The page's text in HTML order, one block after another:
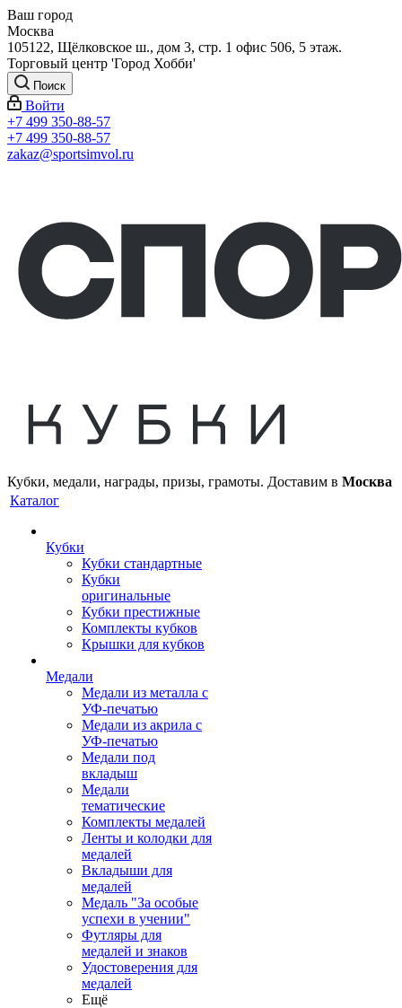
Ваш город
Москва
105122, Щёлковское ш., дом 3, стр. 1 офис 506, 5 этаж.
Торговый центр 'Город Хобби'
Поиск
Войти
+7 499 350-88-57
+7 499 350-88-57
zakaz@sportsimvol.ru
Кубки, медали, награды, призы, грамоты. Доставим в Москва
Каталог
Кубки
Кубки стандартные
Кубки
оригинальные
Кубки престижные
Комплекты кубков
Крышки для кубков
Медали
Медали из металла с
УФ-печатью
Медали из акрила с
УФ-печатью
Медали под
вкладыш
Медали
тематические
Комплекты медалей
Ленты и колодки для
медалей
Вкладыши для
медалей
Медаль "За особые
успехи в учении"
Футляры для
медалей и знаков
Удостоверения для
медалей
Ещё